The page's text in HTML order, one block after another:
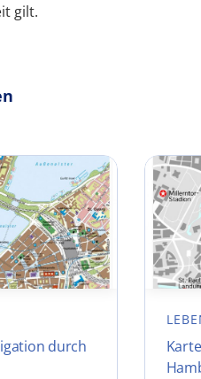
gilt.
durch